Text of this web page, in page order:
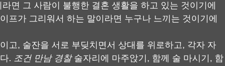
면 그 사람이 불행한 결혼 생활을 하고 있는 것이기에
프가 그리워서 하는 말이라면 누구나 느끼는 것이기에
고, 술잔을 서로 부딪치면서 상대를 위로하고, 각자 자
. 조건 만남 경찰 술자리에 마주앉기, 함께 술 마시기, 함